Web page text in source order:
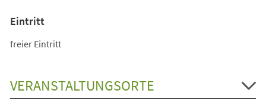
Eintritt
freier Eintritt
VERANSTALTUNGSORTE